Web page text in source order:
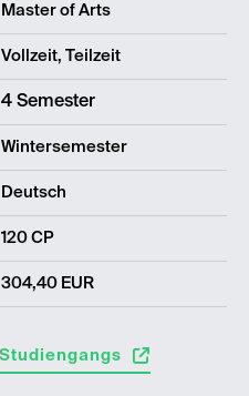
Master of Arts
Vollzeit, Teilzeit
4 Semester
Wintersemester
Deutsch
120 CP
304,40 EUR